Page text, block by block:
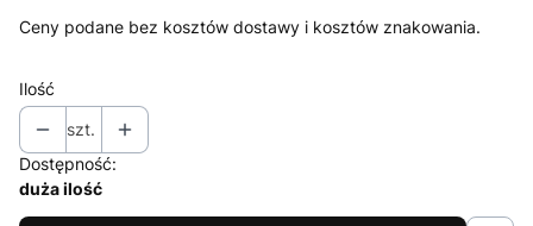
Ceny podane bez kosztów dostawy i kosztów znakowania.
Ilość
szt.
Dostępność:
duża ilość